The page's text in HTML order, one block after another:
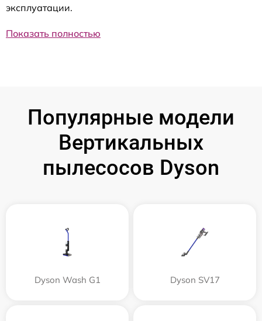
эксплуатации.
Показать полностью
Популярные модели
Вертикальных
пылесосов Dyson
Dyson Wash G1 Dyson SV17